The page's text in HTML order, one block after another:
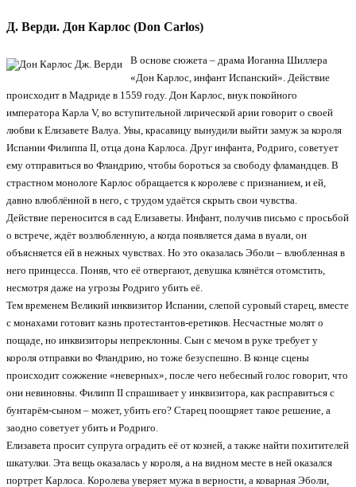
Д. Верди. Дон Карлос (Don Carlos)
В основе сюжета – драма Иоганна Шиллера
«Дон Карлос, инфант Испанский». Действие
происходит в Мадриде в 1559 году. Дон Карлос, внук покойного
императора Карла V, во вступительной лирической арии говорит о своей
любви к Елизавете Валуа. Увы, красавицу вынудили выйти замуж за короля
Испании Филиппа II, отца дона Карлоса. Друг инфанта, Родриго, советует
ему отправиться во Фландрию, чтобы бороться за свободу фламандцев. В
страстном монологе Карлос обращается к королеве с признанием, и ей,
давно влюблённой в него, с трудом удаётся скрыть свои чувства.
Действие переносится в сад Елизаветы. Инфант, получив письмо с просьбой
о встрече, ждёт возлюбленную, а когда появляется дама в вуали, он
объясняется ей в нежных чувствах. Но это оказалась Эболи – влюбленная в
него принцесса. Поняв, что её отвергают, девушка клянётся отомстить,
несмотря даже на угрозы Родриго убить её.
Тем временем Великий инквизитор Испании, слепой суровый старец, вместе
с монахами готовит казнь протестантов-еретиков. Несчастные молят о
пощаде, но инквизиторы непреклонны. Сын с мечом в руке требует у
короля отправки во Фландрию, но тоже безуспешно. В конце сцены
происходит сожжение «неверных», после чего небесный голос говорит, что
они невиновны. Филипп II спрашивает у инквизитора, как расправиться с
бунтарём-сыном – может, убить его? Старец поощряет такое решение, а
заодно советует убить и Родриго.
Елизавета просит супруга оградить её от козней, а также найти похитителей
шкатулки. Эта вещь оказалась у короля, а на видном месте в ней оказался
портрет Карлоса. Королева уверяет мужа в верности, а коварная Эболи,